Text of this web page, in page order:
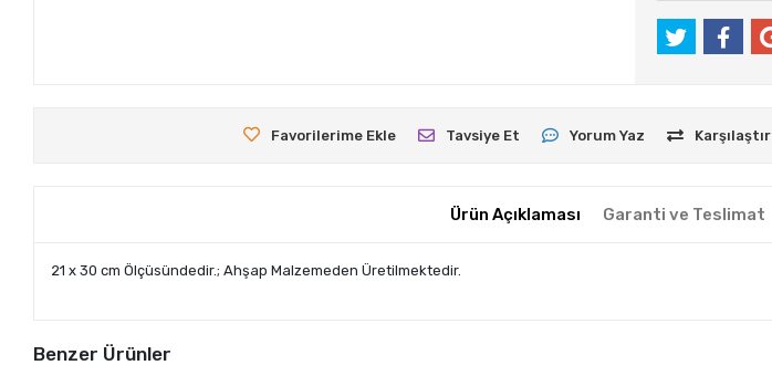
Favorilerime Ekle Tavsiye Et Yorum Yaz Karşılaştır
Ürün Açıklaması Garanti ve Teslimat
21 x 30 cm Ölçüsündedir.; Ahşap Malzemeden Üretilmektedir.
Benzer Ürünler